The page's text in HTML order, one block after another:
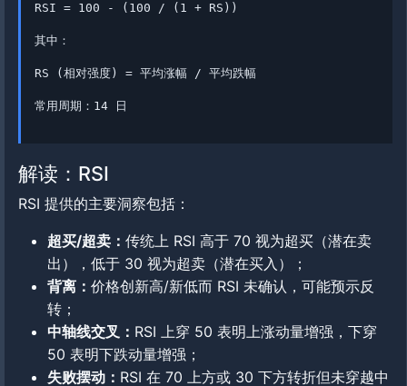
RSI = 100 - (100 / (1 + RS))
其中：
RS (相对强度) = 平均涨幅 / 平均跌幅
常用周期：14 日
解读：RSI
RSI 提供的主要洞察包括：
超买/超卖： 传统上 RSI 高于 70 视为超买（潜在卖
出），低于 30 视为超卖（潜在买入）；
背离： 价格创新高/新低而 RSI 未确认，可能预示反
转；
中轴线交叉： RSI 上穿 50 表明上涨动量增强，下穿
50 表明下跌动量增强；
失败摆动： RSI 在 70 上方或 30 下方转折但未穿越中